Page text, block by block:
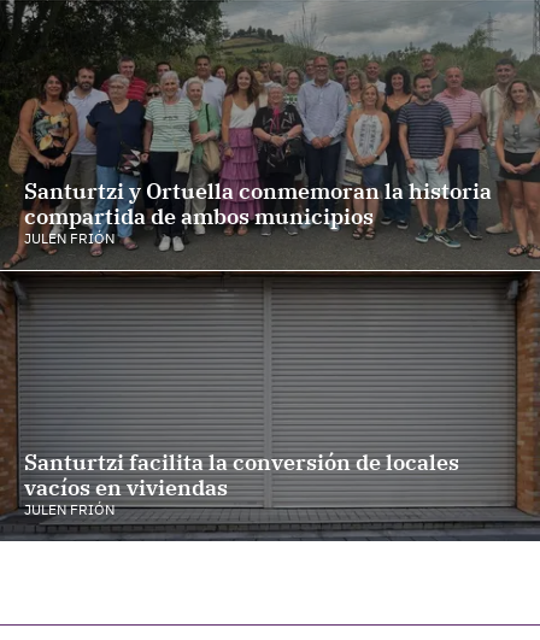
Santurtzi y Ortuella conmemoran la historia
compartida de ambos municipios
JULEN FRIÓN
Santurtzi facilita la conversión de locales
vacíos en viviendas
JULEN FRIÓN